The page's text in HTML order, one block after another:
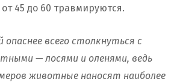
45 до 60 травмируются.
опаснее всего столкнуться с
— лосями и оленями, ведь
животные наносят наиболее